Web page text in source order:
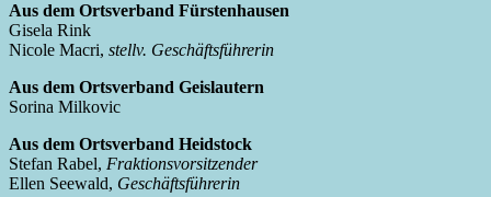
Aus dem Ortsverband Fürstenhausen
Gisela Rink
Nicole Macri, stellv. Geschäftsführerin
Aus dem Ortsverband Geislautern
Sorina Milkovic
Aus dem Ortsverband Heidstock
Stefan Rabel, Fraktionsvorsitzender
Ellen Seewald, Geschäftsführerin